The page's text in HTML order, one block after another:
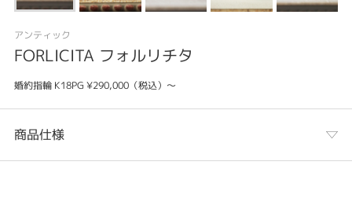
アンティック
FORLICITA フォルリチタ
婚約指輪 K18PG ¥290,000（税込）～
商品仕様